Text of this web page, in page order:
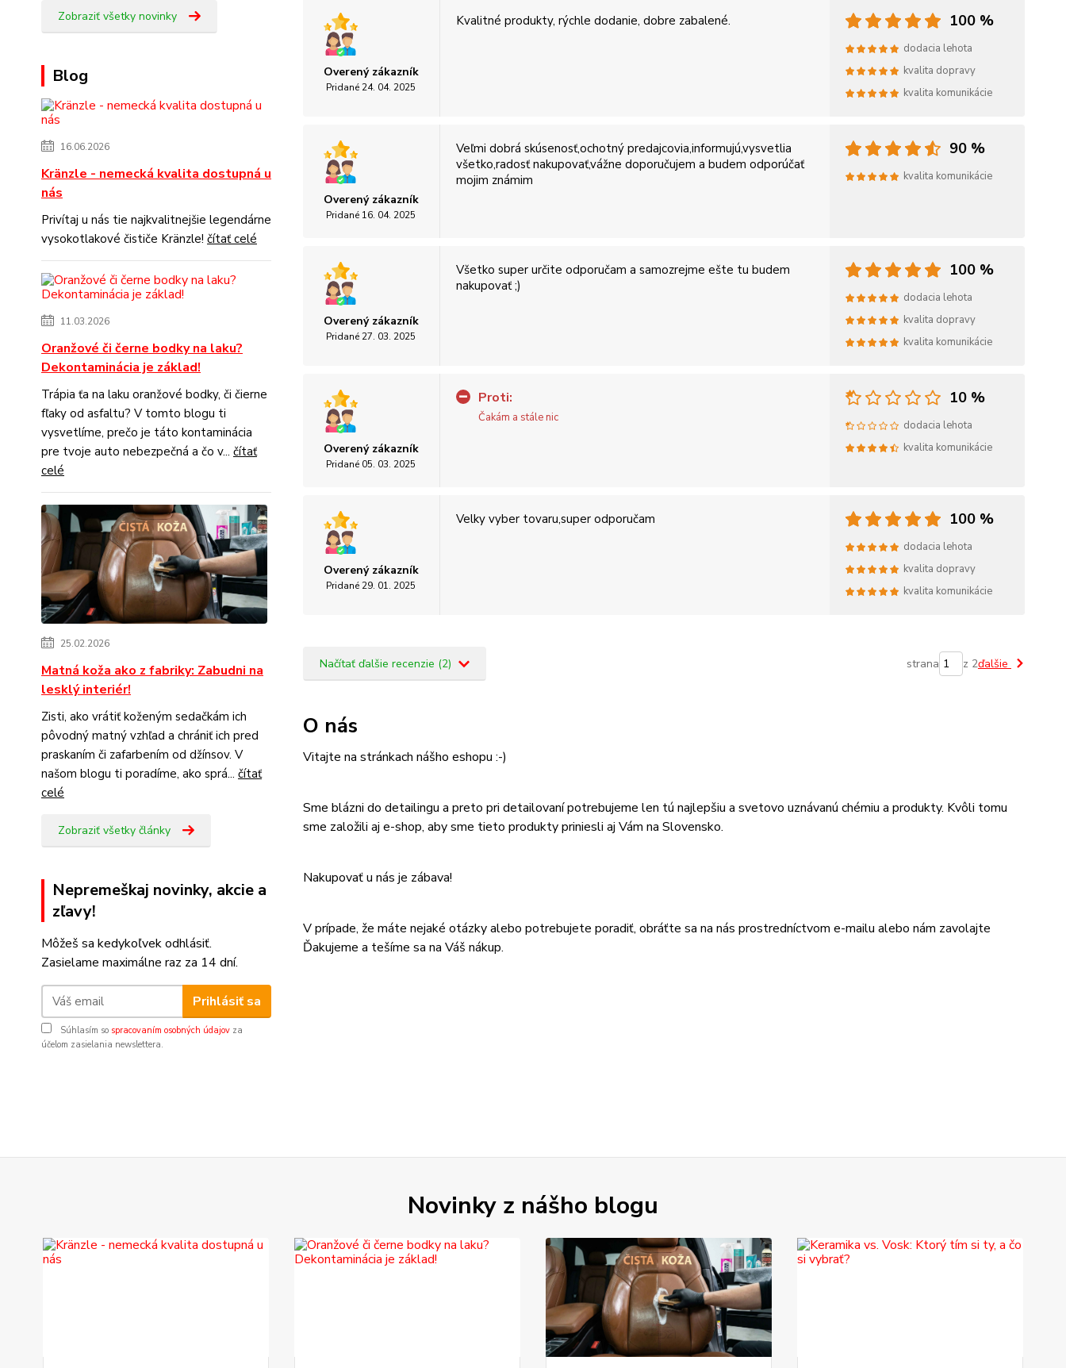
Zobraziť všetky novinky
Blog
16.06.2026
Kränzle - nemecká kvalita dostupná u
nás
Privítaj u nás tie najkvalitnejšie legendárne
vysokotlakové čističe Kränzle! čítať celé
11.03.2026
Oranžové či černe bodky na laku?
Dekontaminácia je základ!
Trápia ťa na laku oranžové bodky, či čierne
fľaky od asfaltu? V tomto blogu ti
vysvetlíme, prečo je táto kontaminácia
pre tvoje auto nebezpečná a čo v... čítať
celé
25.02.2026
Matná koža ako z fabriky: Zabudni na
lesklý interiér!
Zisti, ako vrátiť koženým sedačkám ich
pôvodný matný vzhľad a chrániť ich pred
praskaním či zafarbením od džínsov. V
našom blogu ti poradíme, ako sprá... čítať
celé
Zobraziť všetky články
Nepremeškaj novinky, akcie a
zľavy!
Môžeš sa kedykoľvek odhlásiť.
Zasielame maximálne raz za 14 dní.
Prihlásiť sa
Súhlasím so spracovaním osobných údajov za
účelom zasielania newslettera.
Overený zákazník
Pridané 24. 04. 2025
Kvalitné produkty, rýchle dodanie, dobre zabalené. 100 %
dodacia lehota
kvalita dopravy
kvalita komunikácie
Overený zákazník
Pridané 16. 04. 2025
Veľmi dobrá skúsenosť,ochotný predajcovia,informujú,vysvetlia
všetko,radosť nakupovať,vážne doporučujem a budem odporúčať
mojim známim
90 %
kvalita komunikácie
Overený zákazník
Pridané 27. 03. 2025
Všetko super určite odporučam a samozrejme ešte tu budem
nakupovať ;)
100 %
dodacia lehota
kvalita dopravy
kvalita komunikácie
Overený zákazník
Pridané 05. 03. 2025
Proti:
Čakám a stále nic
10 %
dodacia lehota
kvalita komunikácie
Overený zákazník
Pridané 29. 01. 2025
Velky vyber tovaru,super odporučam 100 %
dodacia lehota
kvalita dopravy
kvalita komunikácie
Načítať ďalšie recenzie (2) strana z 2ďalšie
O nás
Vitajte na stránkach nášho eshopu :-)
Sme blázni do detailingu a preto pri detailovaní potrebujeme len tú najlepšiu a svetovo uznávanú chémiu a produkty. Kvôli tomu
sme založili aj e-shop, aby sme tieto produkty priniesli aj Vám na Slovensko.
Nakupovať u nás je zábava!
V prípade, že máte nejaké otázky alebo potrebujete poradiť, obráťte sa na nás prostredníctvom e-mailu alebo nám zavolajte
Ďakujeme a tešíme sa na Váš nákup.
Novinky z nášho blogu